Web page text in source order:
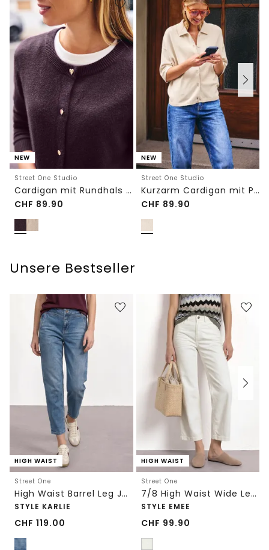
NEW
Street One Studio
Cardigan mit Rundhals und Knöpfen
CHF 89.90
NEW
Street One Studio
Kurzarm Cardigan mit Polokragen
CHF 89.90
Unsere Bestseller
HIGH WAIST
Street One
High Waist Barrel Leg Jeans im Loose Fit
STYLE KARLIE
CHF 119.00
HIGH WAIST
Street One
7/8 High Waist Wide Leg Jeans im Loose Fit
STYLE EMEE
CHF 99.90